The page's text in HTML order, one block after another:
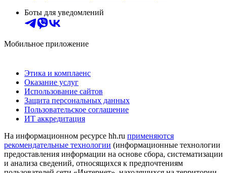
Боты для уведомлений
Мобильное приложение
Этика и комплаенс
Оказание услуг
Использование сайтов
Защита персональных данных
Пользовательское соглашение
ИТ аккредитация
На информационном ресурсе hh.ru применяются
рекомендательные технологии (информационные технологии
предоставления информации на основе сбора, систематизации
и анализа сведений, относящихся к предпочтениям